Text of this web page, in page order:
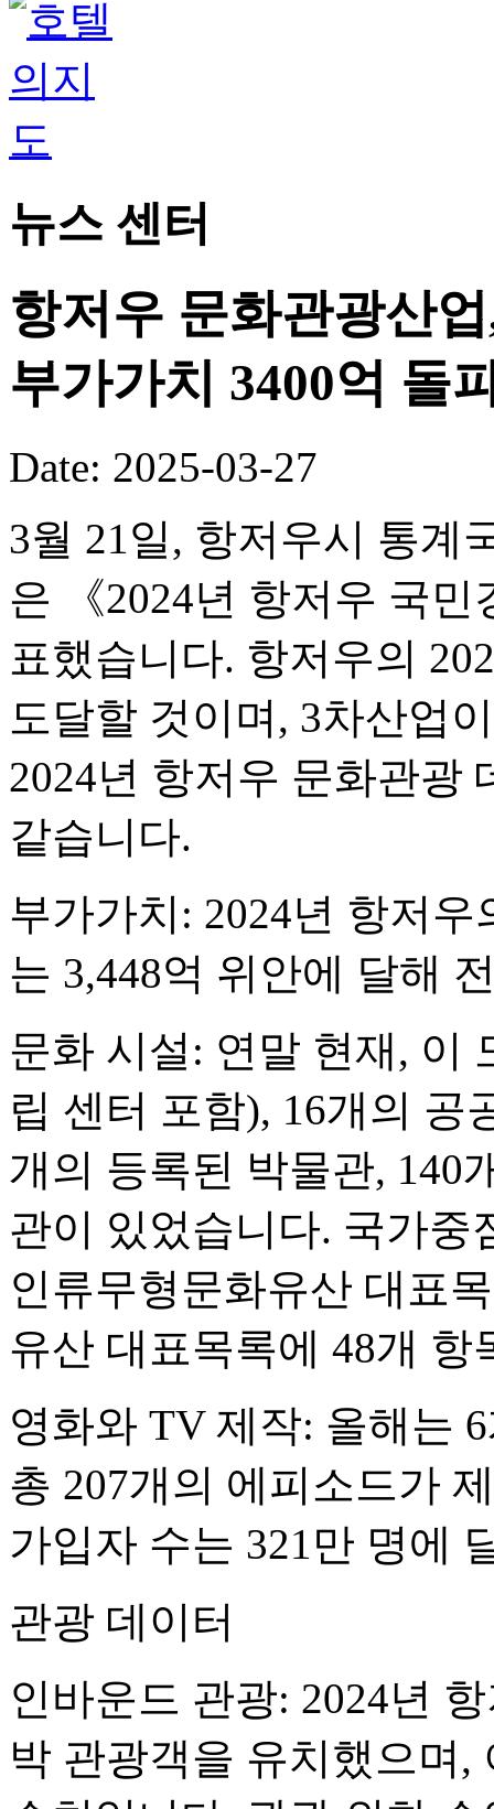
뉴스 센터
항저우 문화관광산
부가가치 3400억 돌
Date: 2025-03-27
3월 21일, 항저우시 통계
은 《2024년 항저우 국
표했습니다. 항저우의
도달할 것이며, 3차산업
2024년 항저우 문화관광
같습니다.
부가가치: 2024년 항저
는 3,448억 위안에 달해
문화 시설: 연말 현재, 이
립 센터 포함), 16개의 공
개의 등록된 박물관, 140
관이 있었습니다. 국가중
인류무형문화유산 대표
유산 대표목록에 48개 항
영화와 TV 제작: 올해는
총 207개의 에피소드가
가입자 수는 321만 명에
관광 데이터
인바운드 관광: 2024년
박 관광객을 유치했으며,